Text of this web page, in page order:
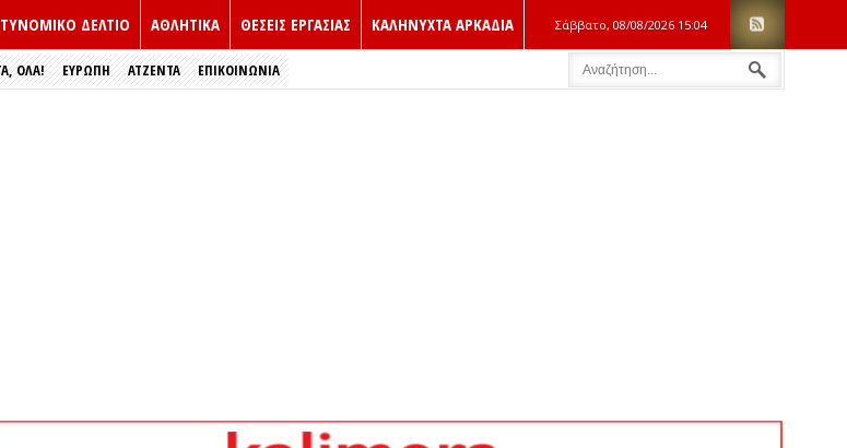
ΔΕΛΤΙΟ ΑΘΛΗΤΙΚΑ ΘΕΣΕΙΣ ΕΡΓΑΣΙΑΣ ΚΑΛΗΝΥΧΤΑ ΑΡΚΑΔΙΑ Σάββατο, 08/08/2026 15:04
ΟΛΑ! ΕΥΡΏΠΗ ΑΤΖΕΝΤΑ ΕΠΙΚΟΙΝΩΝΙΑ